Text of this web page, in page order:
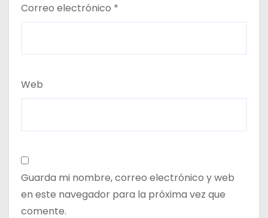
Correo electrónico *
Web
Guarda mi nombre, correo electrónico y web
en este navegador para la próxima vez que
comente.